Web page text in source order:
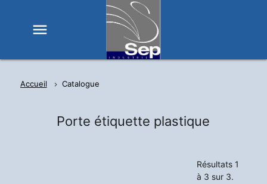
menu
Accueil Catalogue
Porte étiquette plastique
Résultats 1
à 3 sur 3.